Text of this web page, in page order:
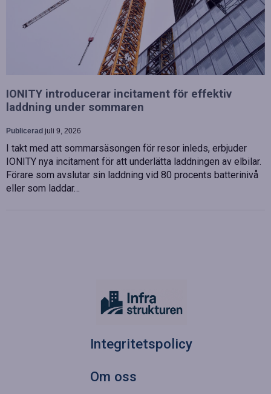
IONITY introducerar incitament för effektiv
laddning under sommaren
Publicerad juli 9, 2026
I takt med att sommarsäsongen för resor inleds, erbjuder
IONITY nya incitament för att underlätta laddningen av elbilar.
Förare som avslutar sin laddning vid 80 procents batterinivå
eller som laddar…
Integritetspolicy
Om oss